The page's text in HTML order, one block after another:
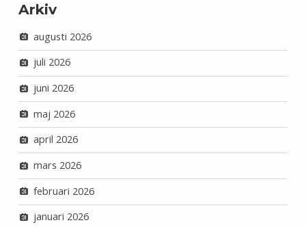
Arkiv
augusti 2026
juli 2026
juni 2026
maj 2026
april 2026
mars 2026
februari 2026
januari 2026